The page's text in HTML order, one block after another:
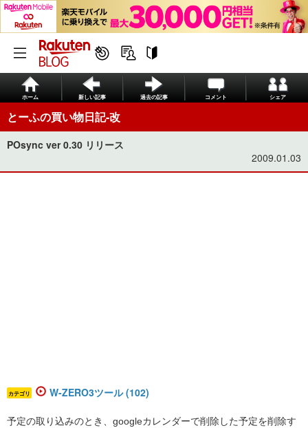
ホーム 新しい記事 過去の記事 コメント シェア
とーふの買い物日記-改
POsync ver 0.30 リリース
2009.01.03
カテゴリ W-ZERO3ツール (102)
予定の取り込みのとき、googleカレンダーで削除した予定を削除す